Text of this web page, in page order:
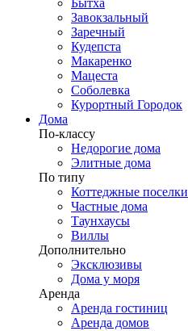
Бытха
Завокзальный
Заречный
Кудепста
Макаренко
Мацеста
Соболевка
Курортный Городок
Дома
По-классу
Недорогие дома
Элитные дома
По типу
Коттеджные поселки
Частные дома
Таунхаусы
Виллы
Дополнительно
Эксклюзивы
Дома у моря
Аренда
Аренда гостиниц
Аренда домов